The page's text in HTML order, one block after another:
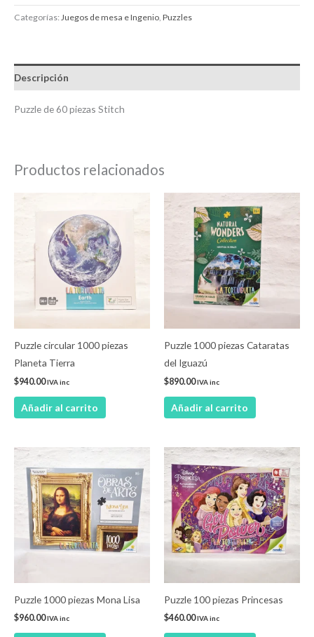
Categorías:Juegos de mesa e Ingenio, Puzzles
Descripción
Puzzle de 60 piezas Stitch
Productos relacionados
Puzzle circular 1000 piezas
Planeta Tierra
$940.00IVA inc
Añadir al carrito
Puzzle 1000 piezas Cataratas
del Iguazú
$890.00IVA inc
Añadir al carrito
Puzzle 1000 piezas Mona Lisa
$960.00IVA inc
Puzzle 100 piezas Princesas
$460.00IVA inc